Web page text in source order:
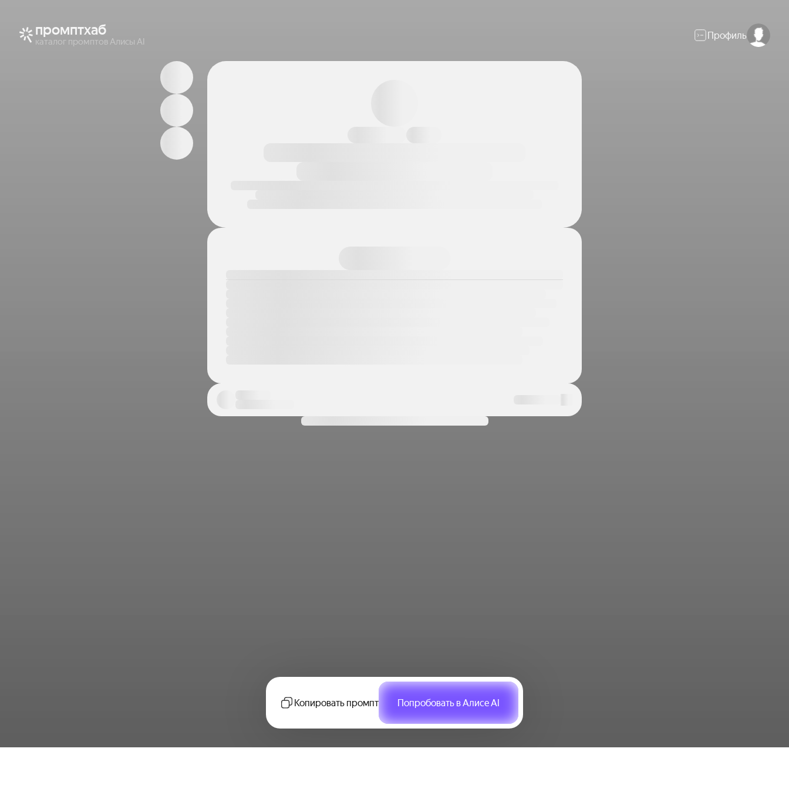
промптхаб
каталог промптов Алисы AI
Профиль
Копировать промпт Попробовать в Алисе AI